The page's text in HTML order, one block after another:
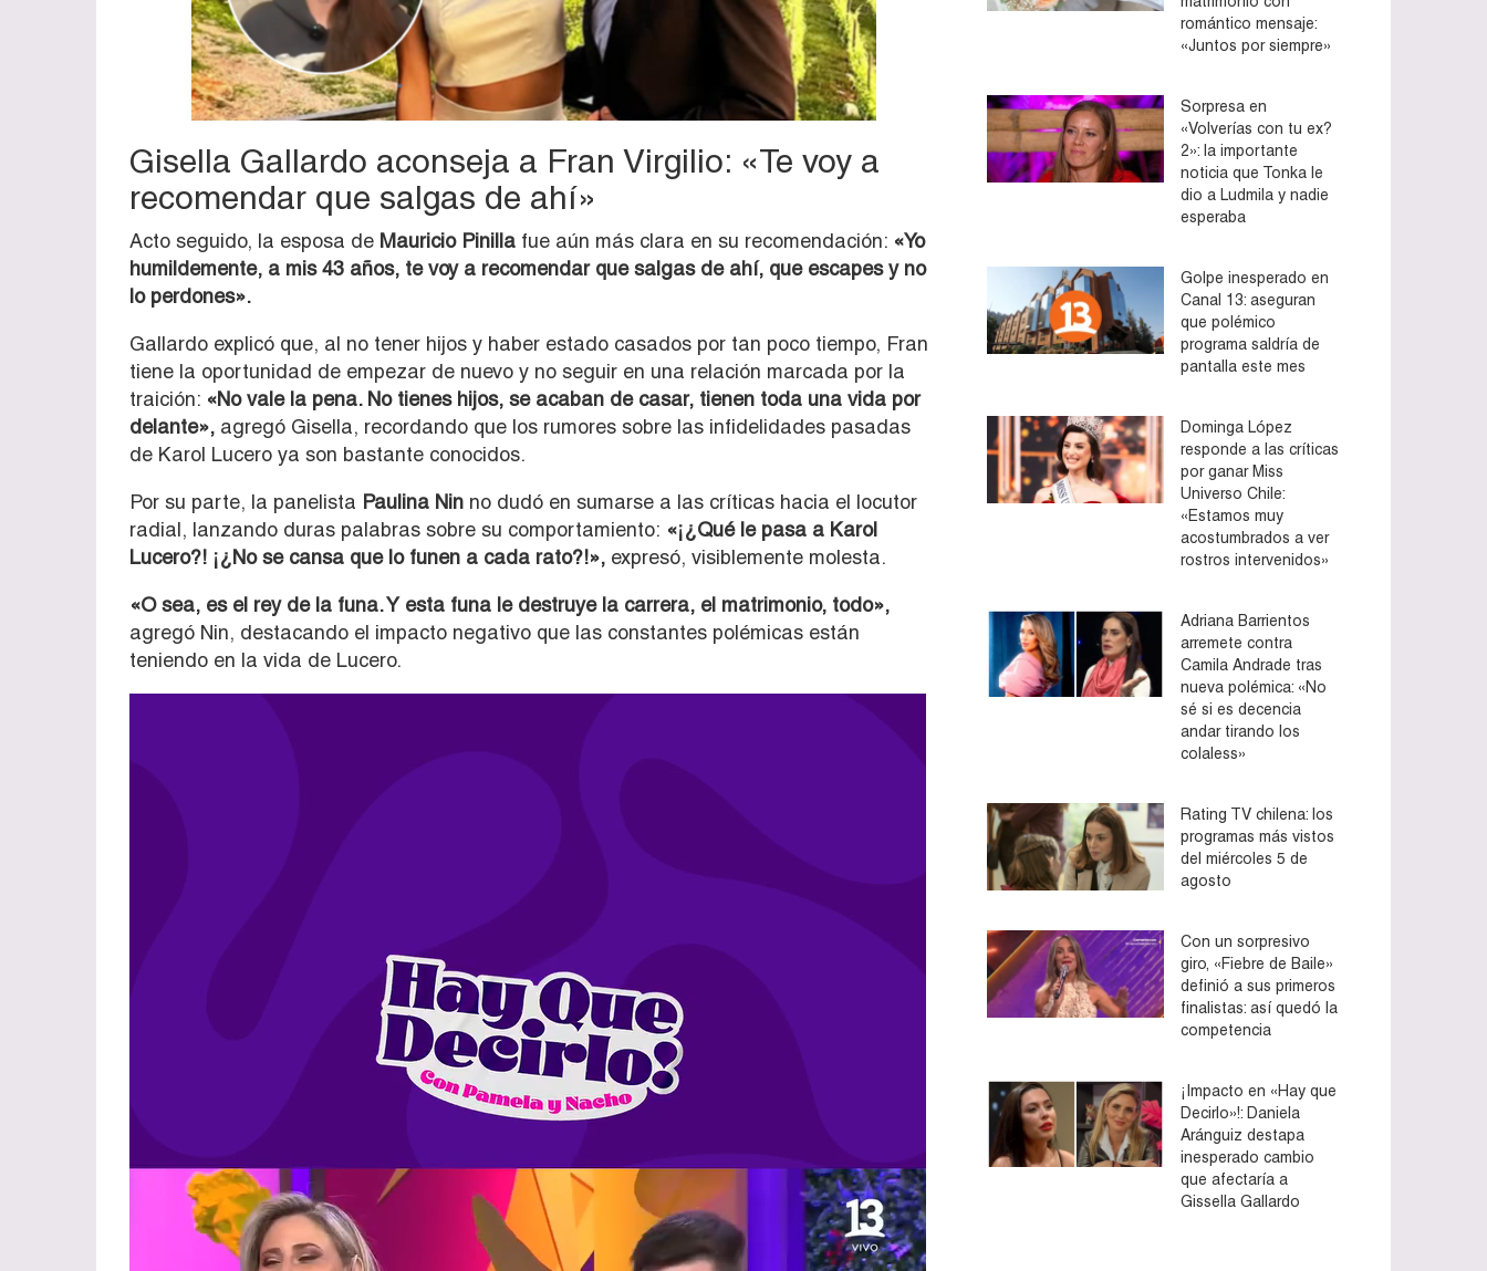
Gisella Gallardo aconseja a Fran Virgilio: «Te voy a
recomendar que salgas de ahí»
Acto seguido, la esposa de Mauricio Pinilla fue aún más clara en su recomendación: «Yo
humildemente, a mis 43 años, te voy a recomendar que salgas de ahí, que escapes y no
lo perdones».
Gallardo explicó que, al no tener hijos y haber estado casados por tan poco tiempo, Fran
tiene la oportunidad de empezar de nuevo y no seguir en una relación marcada por la
traición: «No vale la pena. No tienes hijos, se acaban de casar, tienen toda una vida por
delante», agregó Gisella, recordando que los rumores sobre las infidelidades pasadas
de Karol Lucero ya son bastante conocidos.
Por su parte, la panelista Paulina Nin no dudó en sumarse a las críticas hacia el locutor
radial, lanzando duras palabras sobre su comportamiento: «¡¿Qué le pasa a Karol
Lucero?! ¡¿No se cansa que lo funen a cada rato?!», expresó, visiblemente molesta.
«O sea, es el rey de la funa. Y esta funa le destruye la carrera, el matrimonio, todo»,
agregó Nin, destacando el impacto negativo que las constantes polémicas están
teniendo en la vida de Lucero.
romántico mensaje:
«Juntos por siempre»
Sorpresa en
«Volverías con tu ex?
2»: la importante
noticia que Tonka le
dio a Ludmila y nadie
esperaba
Golpe inesperado en
Canal 13: aseguran
que polémico
programa saldría de
pantalla este mes
Dominga López
responde a las críticas
por ganar Miss
Universo Chile:
«Estamos muy
acostumbrados a ver
rostros intervenidos»
Adriana Barrientos
arremete contra
Camila Andrade tras
nueva polémica: «No
sé si es decencia
andar tirando los
colaless»
Rating TV chilena: los
programas más vistos
del miércoles 5 de
agosto
Con un sorpresivo
giro, «Fiebre de Baile»
definió a sus primeros
finalistas: así quedó la
competencia
¡Impacto en «Hay que
Decirlo»!: Daniela
Aránguiz destapa
inesperado cambio
que afectaría a
Gissella Gallardo